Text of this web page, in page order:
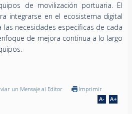
de movilización portuaria. El
integrarse en el ecosistema digital
necesidades específicas de cada
de mejora continua a lo largo
un Mensaje al Editor Imprimir